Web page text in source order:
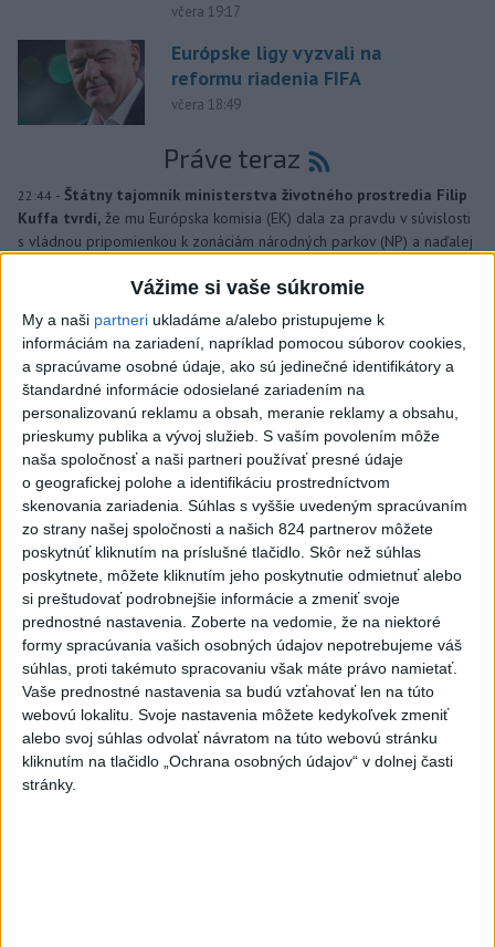
Vážime si vaše súkromie
My a naši partneri ukladáme a/alebo pristupujeme k
informáciám na zariadení, napríklad pomocou súborov cookies,
a spracúvame osobné údaje, ako sú jedinečné identifikátory a
štandardné informácie odosielané zariadením na
personalizovanú reklamu a obsah, meranie reklamy a obsahu,
prieskumy publika a vývoj služieb. S vaším povolením môže
naša spoločnosť a naši partneri používať presné údaje
o geografickej polohe a identifikáciu prostredníctvom
skenovania zariadenia. Súhlas s vyššie uvedeným spracúvaním
zo strany našej spoločnosti a našich 824 partnerov môžete
poskytnúť kliknutím na príslušné tlačidlo. Skôr než súhlas
poskytnete, môžete kliknutím jeho poskytnutie odmietnuť alebo
si preštudovať podrobnejšie informácie a zmeniť svoje
prednostné nastavenia. Zoberte na vedomie, že na niektoré
formy spracúvania vašich osobných údajov nepotrebujeme váš
súhlas, proti takémuto spracovaniu však máte právo namietať.
Vaše prednostné nastavenia sa budú vzťahovať len na túto
webovú lokalitu. Svoje nastavenia môžete kedykoľvek zmeniť
alebo svoj súhlas odvolať návratom na túto webovú stránku
kliknutím na tlačidlo „Ochrana osobných údajov“ v dolnej časti
stránky.
včera 19:17
Európske ligy vyzvali na
reformu riadenia FIFA
včera 18:49
Práve teraz
22:44 - Štátny tajomník ministerstva životného prostredia Filip
Kuffa tvrdí, že mu Európska komisia (EK) dala za pravdu v súvislosti
s vládnou pripomienkou k zonáciám národných parkov (NP) a naďalej
Videá a prenosy TASR TV
TK Ministra spravodlivosti SR B.
Suska
Najčítanejšie
6h 24h 7d
1
Predstavitelia Mladého Hlasu podali
trestné oznámenie na I. Korčoka
2
Český herec Vladimír Polívka odmietol zaujímavé
filmové projekty
3
UZAVRETÁ CESTA: Medzi Spišskou Novou Vsou a
Levočou sa stala nehoda